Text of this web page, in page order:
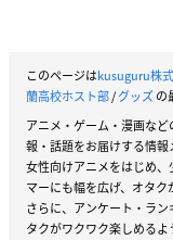
このページはkusuguru株
蘭高校ホスト部/グッズの
アニメ・ゲーム・漫画な
報・話題をお届けする情報
女性向けアニメをはじめ
マーにも幅を広げ、オタク
さらに、アンケート・ラ
タクがワクワク楽しめるよ